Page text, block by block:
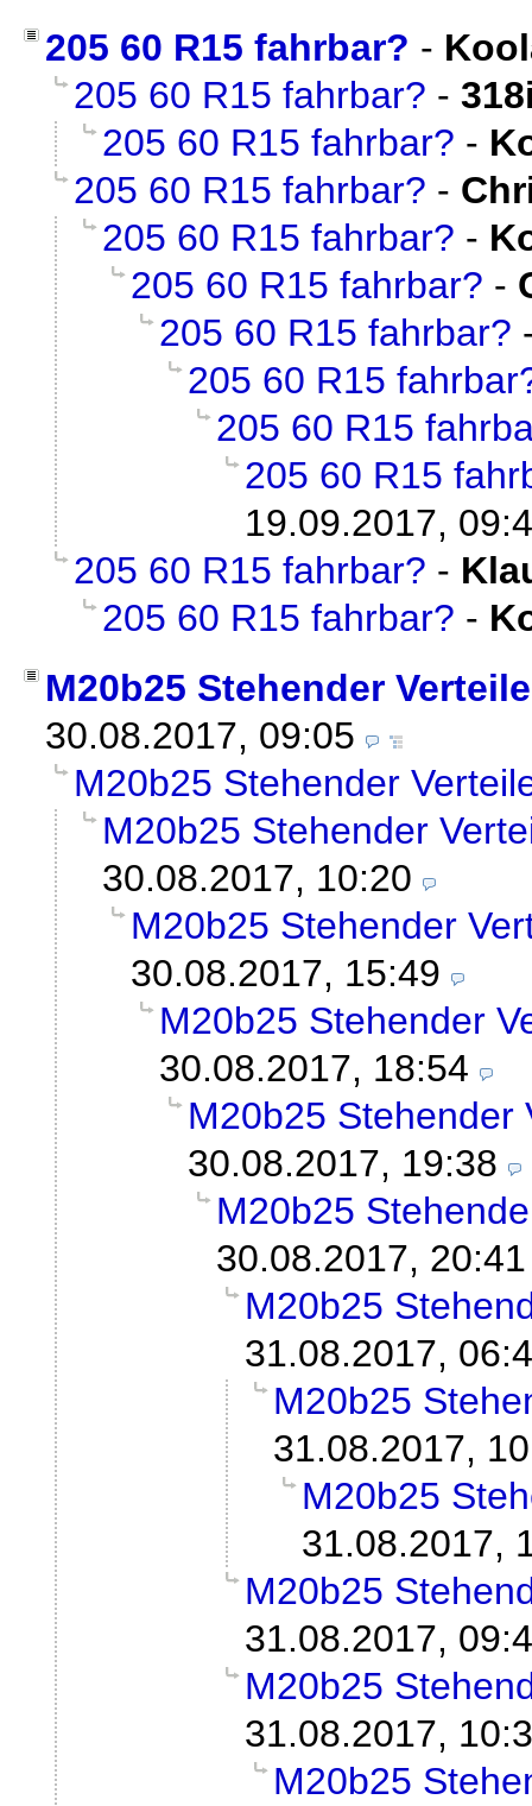
205 60 R15 fahrbar? -
205 60 R15 fahrbar? -
205 60 R15 fahrbar? -
205 60 R15 fahrbar? -
205 60 R15 fahrbar? -
205 60 R15 fahrbar? -
205 60 R15 fahrbar?
205 60 R15
205 60 R15
205 60 R15
19.09.2017,
205 60 R15 fahrbar? -
205 60 R15 fahrbar? -
M20b25 Stehender
30.08.2017, 09:05
M20b25 Stehender
M20b25 Stehender
30.08.2017, 10:20
M20b25 Stehender
30.08.2017, 15:49
M20b25 Stehender
30.08.2017, 18:54
M20b25 Stehender
30.08.2017, 19:38
M20b25
30.08.2017, 20:41
M20b25
31.08.2017,
M20b25
31.08.2017,
M20b25
31.08.2017,
M20b25
31.08.2017,
M20b25
31.08.2017,
M20b25